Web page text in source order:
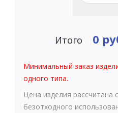
Итого 0
Минимальный заказ
одного типа.
Цена изделия рассчитана
безотходного